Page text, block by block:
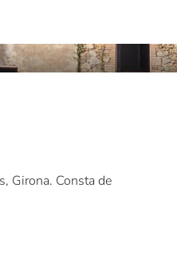
Girona. Consta de